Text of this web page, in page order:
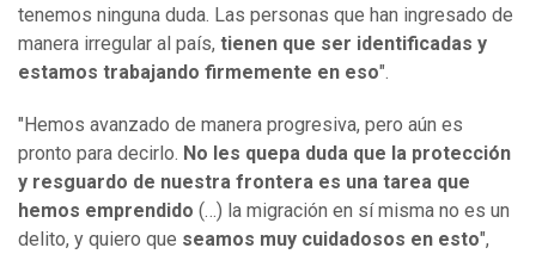
tenemos ninguna duda. Las personas que han ingresado de
manera irregular al país, tienen que ser identificadas y
estamos trabajando firmemente en eso".
"Hemos avanzado de manera progresiva, pero aún es
pronto para decirlo. No les quepa duda que la protección
y resguardo de nuestra frontera es una tarea que
hemos emprendido (…) la migración en sí misma no es un
delito, y quiero que seamos muy cuidadosos en esto",